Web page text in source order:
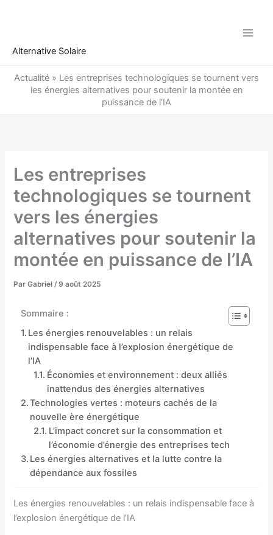
Alternative Solaire
Actualité » Les entreprises technologiques se tournent vers
les énergies alternatives pour soutenir la montée en
puissance de l’IA
Les entreprises
technologiques se tournent
vers les énergies
alternatives pour soutenir la
montée en puissance de l’IA
ParGabriel/9 août 2025
Sommaire :
Les énergies renouvelables : un relais
indispensable face à l’explosion énergétique de
l’IA
Économies et environnement : deux alliés
inattendus des énergies alternatives
Technologies vertes : moteurs cachés de la
nouvelle ère énergétique
L’impact concret sur la consommation et
l’économie d’énergie des entreprises tech
Les énergies alternatives et la lutte contre la
dépendance aux fossiles
Les énergies renouvelables : un relais indispensable face à
l’explosion énergétique de l’IA